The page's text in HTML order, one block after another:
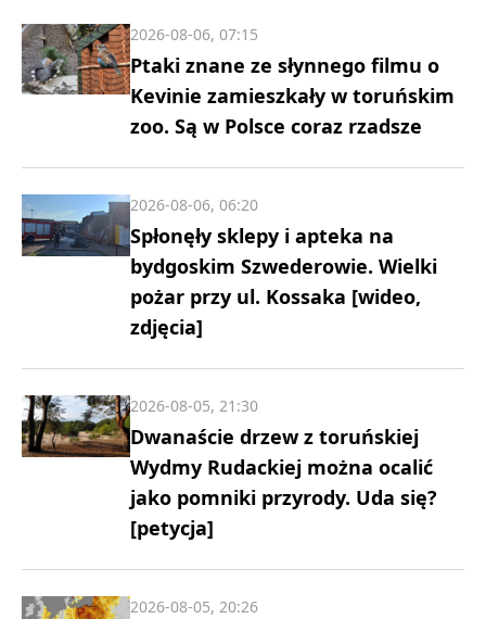
Ptaki znane ze słynnego filmu o
Kevinie zamieszkały w toruńskim
zoo. Są w Polsce coraz rzadsze
2026-08-06, 07:15
Spłonęły sklepy i apteka na
bydgoskim Szwederowie. Wielki
pożar przy ul. Kossaka [wideo,
zdjęcia]
2026-08-06, 06:20
Dwanaście drzew z toruńskiej
Wydmy Rudackiej można ocalić
jako pomniki przyrody. Uda się?
[petycja]
2026-08-05, 21:30
2026-08-05, 20:26